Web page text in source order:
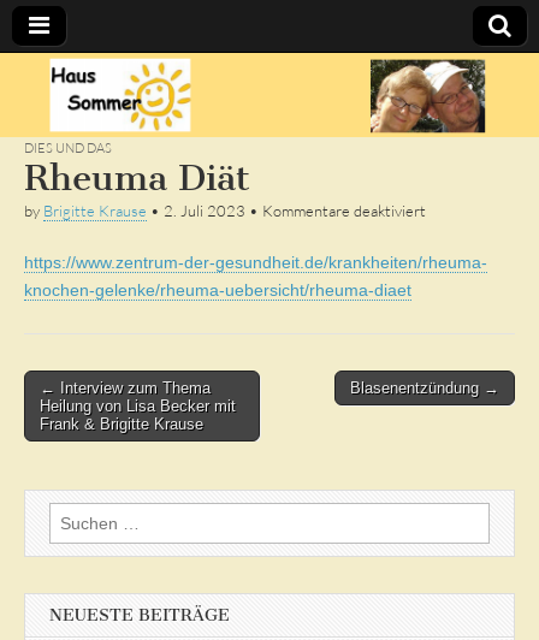
Sommer's
BLOG
DIES UND DAS
Rheuma Diät
by Brigitte Krause • 2. Juli 2023 • Kommentare deaktiviert
https://www.zentrum-der-gesundheit.de/krankheiten/rheuma-
knochen-gelenke/rheuma-uebersicht/rheuma-diaet
Post
navigation
← Interview zum Thema
Heilung von Lisa Becker mit
Frank & Brigitte Krause
Blasenentzündung →
Suchen
nach:
NEUESTE BEITRÄGE